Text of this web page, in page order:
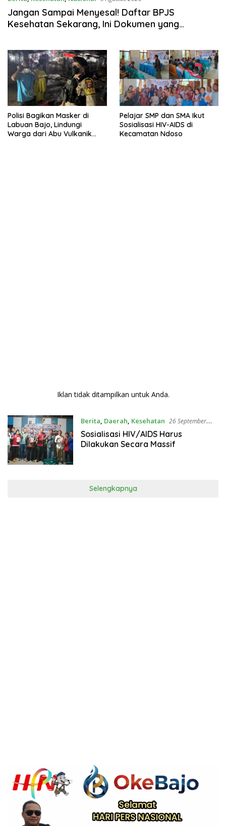
Jangan Sampai Menyesal! Daftar BPJS
Kesehatan Sekarang, Ini Dokumen yang
Polisi Bagikan Masker di
Labuan Bajo, Lindungi
Warga dari Abu Vulkanik
Pelajar SMP dan SMA Ikut
Sosialisasi HIV-AIDS di
Kecamatan Ndoso
Iklan tidak ditampilkan untuk Anda.
Berita, Daerah, Kesehatan 26 September
2024
Sosialisasi HIV/AIDS Harus
Dilakukan Secara Massif
Selengkapnya